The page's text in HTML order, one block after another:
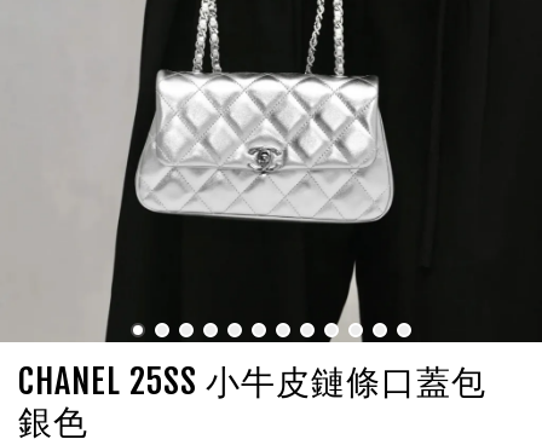
CHANEL 25SS 小牛皮鏈條口蓋包
銀色